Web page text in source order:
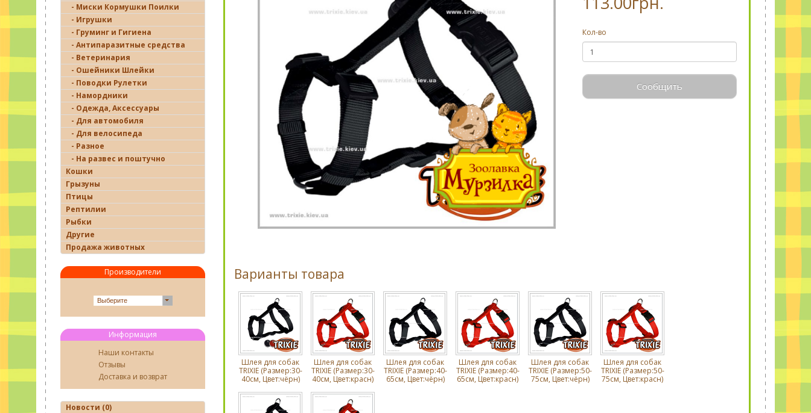
- Миски Кормушки Поилки
- Игрушки
- Груминг и Гигиена
- Антипаразитные средства
- Ветеринария
- Ошейники Шлейки
- Поводки Рулетки
- Намордники
- Одежда, Аксессуары
- Для автомобиля
- Для велосипеда
- Разное
- На развес и поштучно
Кошки
Грызуны
Птицы
Рептилии
Рыбки
Другие
Продажа животных
Производители
Выберите
Информация
Наши контакты
Отзывы
Доставка и возврат
Новости (0)
Кол-во
Сообщить
Варианты товара
Шлея для собак
TRIXIE (Размер:30-
40см, Цвет:чёрн)
Шлея для собак
TRIXIE (Размер:30-
40см, Цвет:красн)
Шлея для собак
TRIXIE (Размер:40-
65см, Цвет:чёрн)
Шлея для собак
TRIXIE (Размер:40-
65см, Цвет:красн)
Шлея для собак
TRIXIE (Размер:50-
75см, Цвет:чёрн)
Шлея для собак
TRIXIE (Размер:50-
75см, Цвет:красн)